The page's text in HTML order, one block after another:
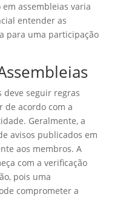
assembleias varia
entender as
para uma participação
deve seguir regras
de acordo com a
Geralmente, a
avisos publicados em
aos membros. A
com a verificação
pois uma
comprometer a